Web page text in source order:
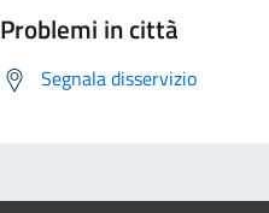
Problemi in città
Segnala disservizio